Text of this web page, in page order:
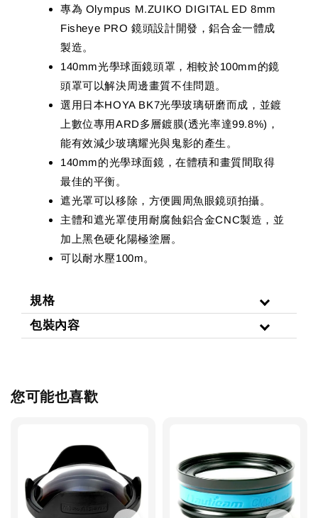
專為 Olympus M.ZUIKO DIGITAL ED 8mm
Fisheye PRO 鏡頭設計開發，鋁合金一體成
製造。
140mm光學球面鏡頭罩，相較於100mm的鏡
頭罩可以解決周邊畫質不佳問題。
選用日本HOYA BK7光學玻璃研磨而成，並鍍
上數位專用ARD多層鍍膜(透光率達99.8%)，
能有效減少玻璃耀光與鬼影的產生。
140mm的光學球面鏡，在體積和畫質間取得
最佳的平衡。
遮光罩可以移除，方便圓周魚眼鏡頭拍攝。
主體和遮光罩使用耐腐蝕鋁合金CNC製造，並
加上黑色硬化陽極塗層。
可以耐水壓100m。
規格
包裝內容
您可能也喜歡